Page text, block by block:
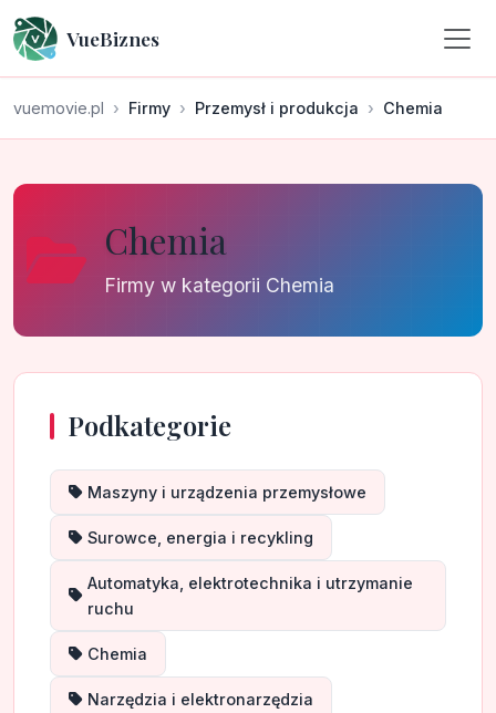
VueBiznes
vuemovie.pl Firmy Przemysł i produkcja Chemia
Chemia
Firmy w kategorii Chemia
Podkategorie
Maszyny i urządzenia przemysłowe
Surowce, energia i recykling
Automatyka, elektrotechnika i utrzymanie
ruchu
Chemia
Narzędzia i elektronarzędzia